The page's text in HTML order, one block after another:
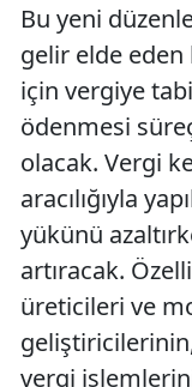
Bu yeni
gelir elde
için vergiye
ödenmesi
olacak. Vergi
aracılığıyla
yükünü
artıracak.
üreticileri ve
vergi